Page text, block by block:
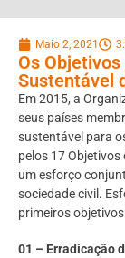
Maio 2, 2021
Os
Sustentável
Em 2015, a
seus países
sustentável para
pelos 17 Objetivos
um esforço
sociedade civil.
primeiros
01 – Erradicação